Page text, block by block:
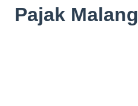
Pajak Malang